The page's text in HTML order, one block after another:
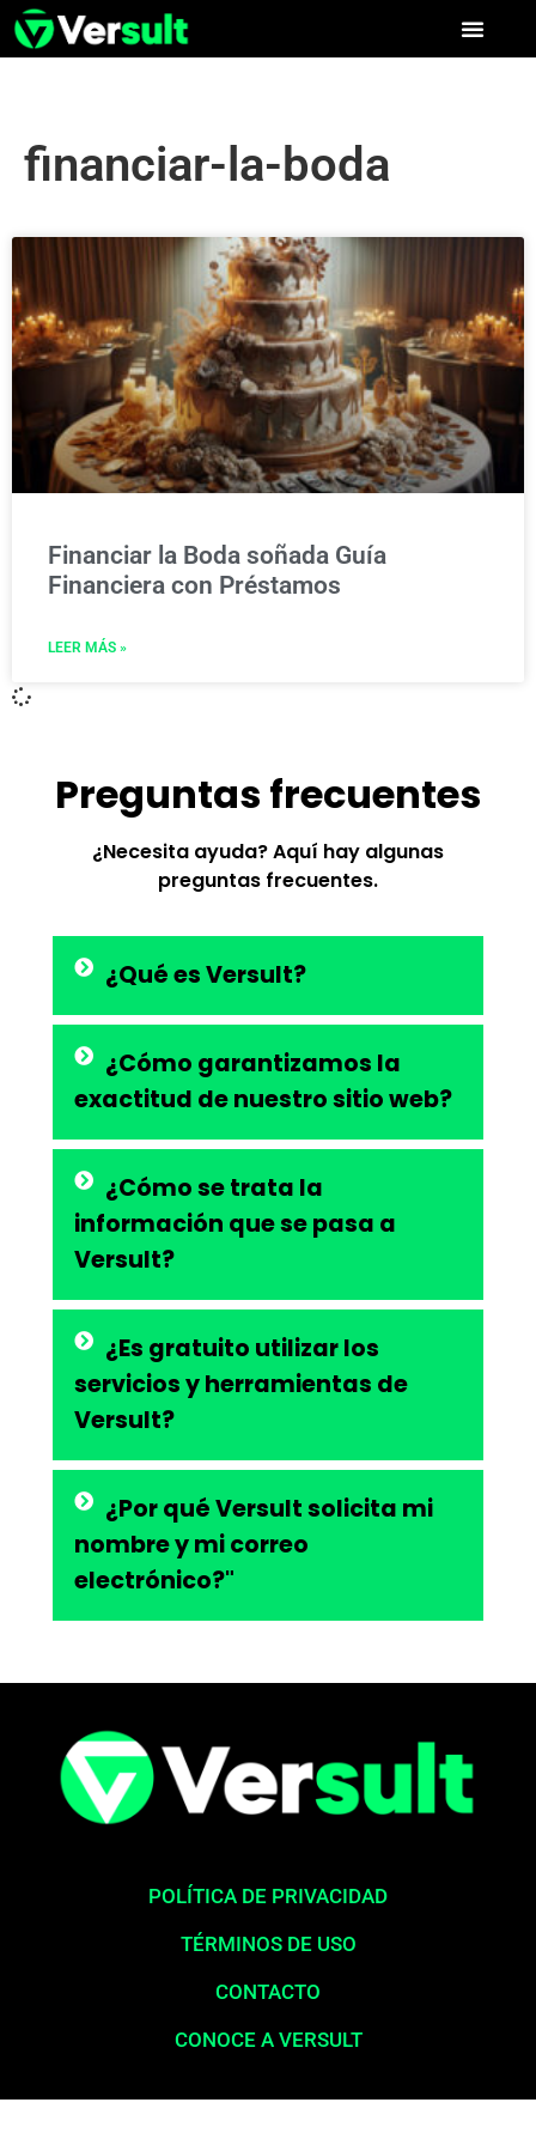
financiar-la-boda
Financiar la Boda soñada Guía
Financiera con Préstamos
LEER MÁS »
Preguntas frecuentes
¿Necesita ayuda? Aquí hay algunas
preguntas frecuentes.
¿Qué es Versult?
¿Cómo garantizamos la
exactitud de nuestro sitio web?
¿Cómo se trata la
información que se pasa a
Versult?
¿Es gratuito utilizar los
servicios y herramientas de
Versult?
¿Por qué Versult solicita mi
nombre y mi correo
electrónico?"
POLÍTICA DE PRIVACIDAD
TÉRMINOS DE USO
CONTACTO
CONOCE A VERSULT